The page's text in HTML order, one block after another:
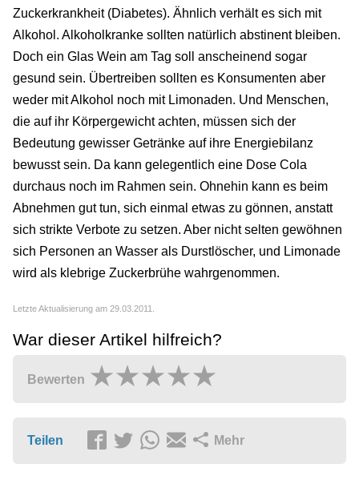
Zuckerkrankheit (Diabetes). Ähnlich verhält es sich mit
Alkohol. Alkoholkranke sollten natürlich abstinent bleiben.
Doch ein Glas Wein am Tag soll anscheinend sogar
gesund sein. Übertreiben sollten es Konsumenten aber
weder mit Alkohol noch mit Limonaden. Und Menschen,
die auf ihr Körpergewicht achten, müssen sich der
Bedeutung gewisser Getränke auf ihre Energiebilanz
bewusst sein. Da kann gelegentlich eine Dose Cola
durchaus noch im Rahmen sein. Ohnehin kann es beim
Abnehmen gut tun, sich einmal etwas zu gönnen, anstatt
sich strikte Verbote zu setzen. Aber nicht selten gewöhnen
sich Personen an Wasser als Durstlöscher, und Limonade
wird als klebrige Zuckerbrühe wahrgenommen.
Letzte Aktualisierung am 29.03.2011.
War dieser Artikel hilfreich?
Bewerten
Teilen Mehr